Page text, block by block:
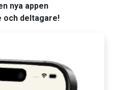
nya appen
och deltagare!